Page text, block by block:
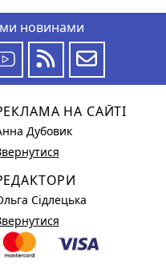
новинами
НА САЙТІ
Дубовик
Сідлецька